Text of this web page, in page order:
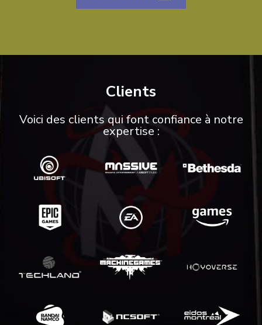
Clients
Voici des clients qui font confiance à notre
expertise :